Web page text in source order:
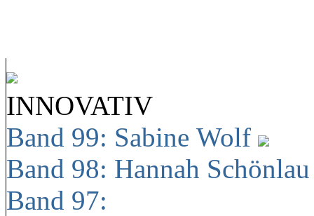
INNOVATIV
Band 99: Sabine Wolf
Band 98: Hannah
Band 97: